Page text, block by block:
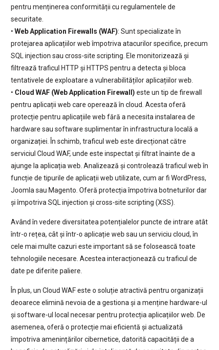
pentru menținerea conformității cu regulamentele de
securitate.
• Web Application Firewalls (WAF): Sunt specializate în
protejarea aplicațiilor web împotriva atacurilor specifice, precum
SQL injection sau cross-site scripting. Ele monitorizează și
filtrează traficul HTTP și HTTPS pentru a detecta și bloca
tentativele de exploatare a vulnerabilităților aplicațiilor web.
• Cloud WAF (Web Application Firewall) este un tip de firewall
pentru aplicații web care operează în cloud. Acesta oferă
protecție pentru aplicațiile web fără a necesita instalarea de
hardware sau software suplimentar în infrastructura locală a
organizației. În schimb, traficul web este direcționat către
serviciul Cloud WAF, unde este inspectat și filtrat înainte de a
ajunge la aplicația web. Analizează și controlează traficul web în
funcție de tipurile de aplicații web utilizate, cum ar fi WordPress,
Joomla sau Magento. Oferă protecția împotriva botneturilor dar
și împotriva SQL injection și cross-site scripting (XSS).
Având în vedere diversitatea potențialelor puncte de intrare atât
într-o rețea, cât și într-o aplicație web sau un serviciu cloud, în
cele mai multe cazuri este important să se folosească toate
tehnologiile necesare. Acestea interacționează cu traficul de
date pe diferite paliere.
În plus, un Cloud WAF este o soluție atractivă pentru organizații
deoarece elimină nevoia de a gestiona și a menține hardware-ul
și software-ul local necesar pentru protecția aplicațiilor web. De
asemenea, oferă o protecție mai eficientă și actualizată
împotriva amenințărilor cibernetice, datorită capacității de a